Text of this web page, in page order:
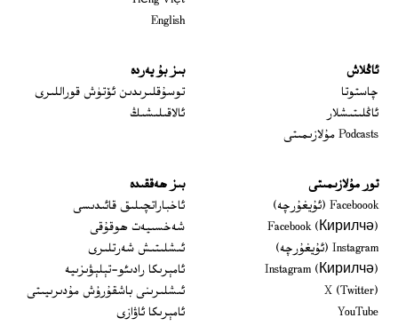
English
ئاڭلاش
چاستوتا
ئاڭلىتىشلار
Podcasts مۇلازىمىتى
بىز بۇ يەردە
توسۇقلىرىدىن ئۆتۈش قوراللىرى
ئالاقىلىشىڭ
تور مۇلازىمىتى
Faceboook (ئۇيغۇرچە)
Opens in new window
Facebook (Кирилчә)
Opens in new window
Instagram (ئۇيغۇرچە)
Opens in new window
Instagram (Кирилчә)
Opens in new window
X (Twitter)
YouTube
بىز ھەققىدە
ئاخباراتچىلىق قائىدىسى
شەخسىيەت ھوقۇقى
ئىشلىتىش شەرتلىرى
ئامېرىكا رادىئو-تېلېۋىزىيە
ئىشلىرىنى باشقۇرۇش مۇدىرىيىتى
ئامېرىكا ئاۋازى